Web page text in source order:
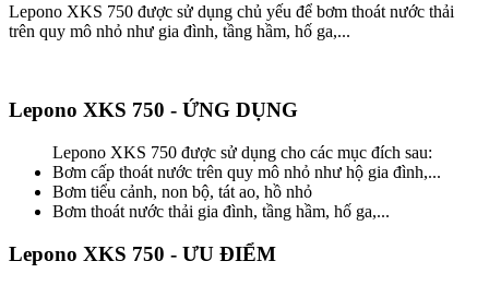
Lepono XKS 750 được sử dụng chủ yếu để bơm thoát nước thải
trên quy mô nhỏ như gia đình, tầng hầm, hố ga,...
Lepono XKS 750 - ỨNG DỤNG
Lepono XKS 750 được sử dụng cho các mục đích sau:
Bơm cấp thoát nước trên quy mô nhỏ như hộ gia đình,...
Bơm tiểu cảnh, non bộ, tát ao, hồ nhỏ
Bơm thoát nước thải gia đình, tầng hầm, hố ga,...
Lepono XKS 750 - ƯU ĐIỂM